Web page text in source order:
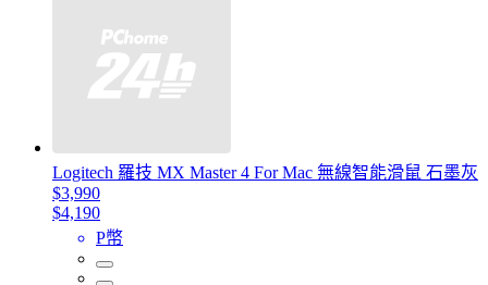
Logitech 羅技 MX Master 4 For Mac 無線智能滑鼠 石墨灰
$3,990
$4,190
P幣